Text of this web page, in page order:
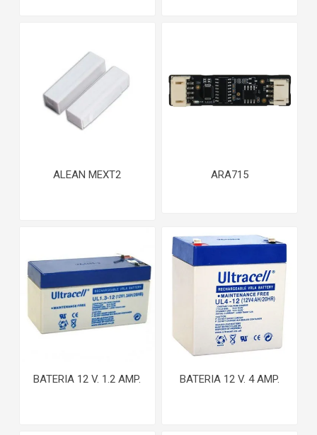
ALEAN MEXT2 ARA715
BATERIA 12 V. 1.2 AMP. BATERIA 12 V. 4 AMP.